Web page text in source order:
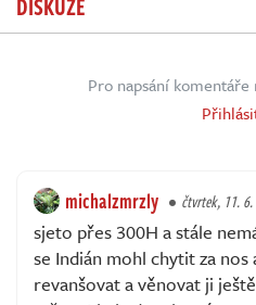
Pro napsání
michalzmrzly čtvrtek, 11.
sjeto přes 300H a stále
se Indián mohl chytit za
revanšovat a věnovat ji